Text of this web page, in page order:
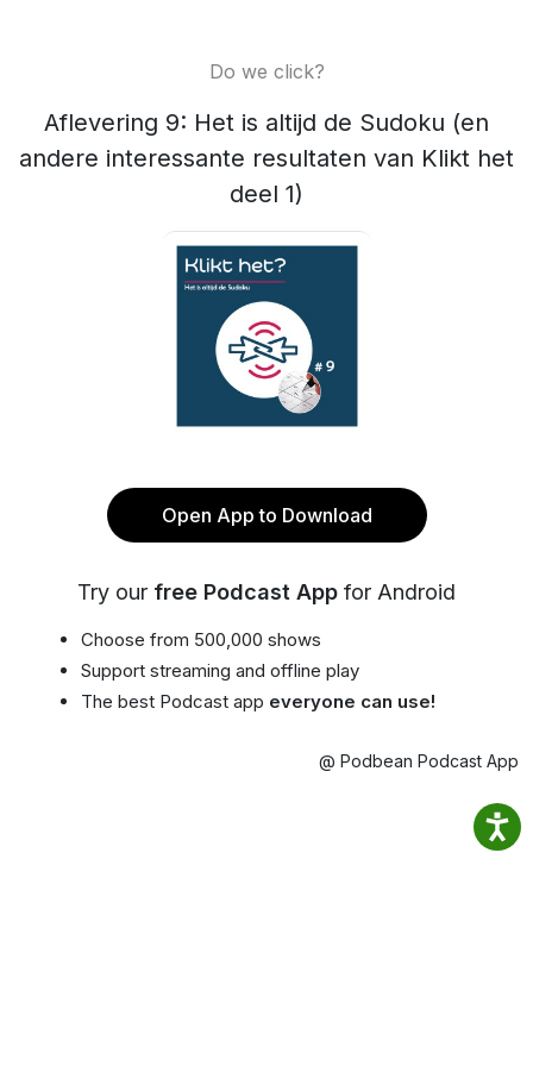
Do we click?
Aflevering 9: Het is altijd de Sudoku (en
andere interessante resultaten van Klikt het
deel 1)
Open App to Download
Try our free Podcast App for Android
Choose from 500,000 shows
Support streaming and offline play
The best Podcast app everyone can use!
@ Podbean Podcast App